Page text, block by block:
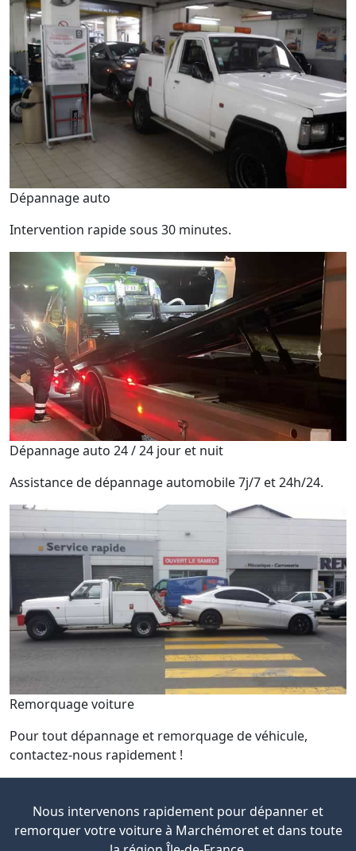
Dépannage auto
Intervention rapide sous 30 minutes.
Dépannage auto 24 / 24 jour et nuit
Assistance de dépannage automobile 7j/7 et 24h/24.
Remorquage voiture
Pour tout dépannage et remorquage de véhicule,
contactez-nous rapidement !
Nous intervenons rapidement pour dépanner et
remorquer votre voiture à Marchémoret et dans toute